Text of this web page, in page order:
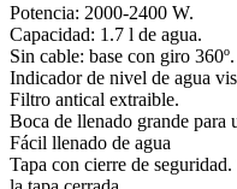
Potencia: 2000-2400 W.
Capacidad: 1.7 l de agua.
Sin cable: base con giro 360º.
Indicador de nivel de agua
Filtro antical extraible.
Boca de llenado grande para
Fácil llenado de agua
Tapa con cierre de